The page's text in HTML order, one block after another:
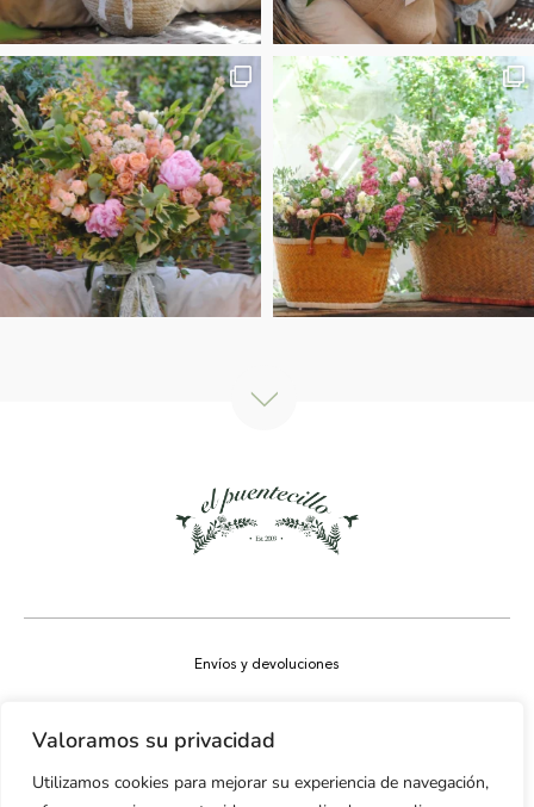
Valoramos su privacidad
Utilizamos cookies para mejorar su experiencia de navegación,
Envíos y devoluciones